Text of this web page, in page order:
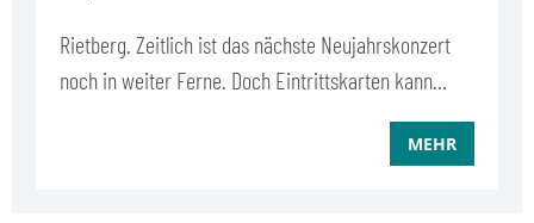
Rietberg. Zeitlich ist das nächste Neujahrskonzert
noch in weiter Ferne. Doch Eintrittskarten kann…
MEHR